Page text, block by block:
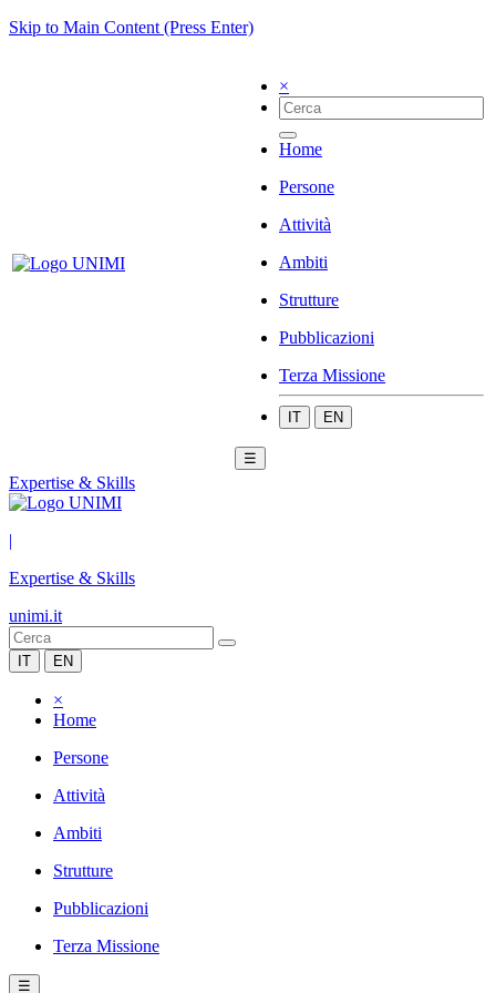
Skip to Main Content (Press Enter)
×
Home
Persone
Attività
Ambiti
Strutture
Pubblicazioni
Terza Missione
IT EN
☰
Expertise & Skills
|
Expertise & Skills
unimi.it
IT EN
×
Home
Persone
Attività
Ambiti
Strutture
Pubblicazioni
Terza Missione
☰